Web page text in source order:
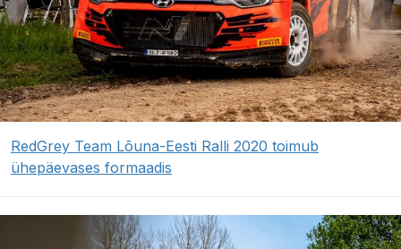
RedGrey Team Lõuna-Eesti Ralli 2020 toimub
ühepäevases formaadis